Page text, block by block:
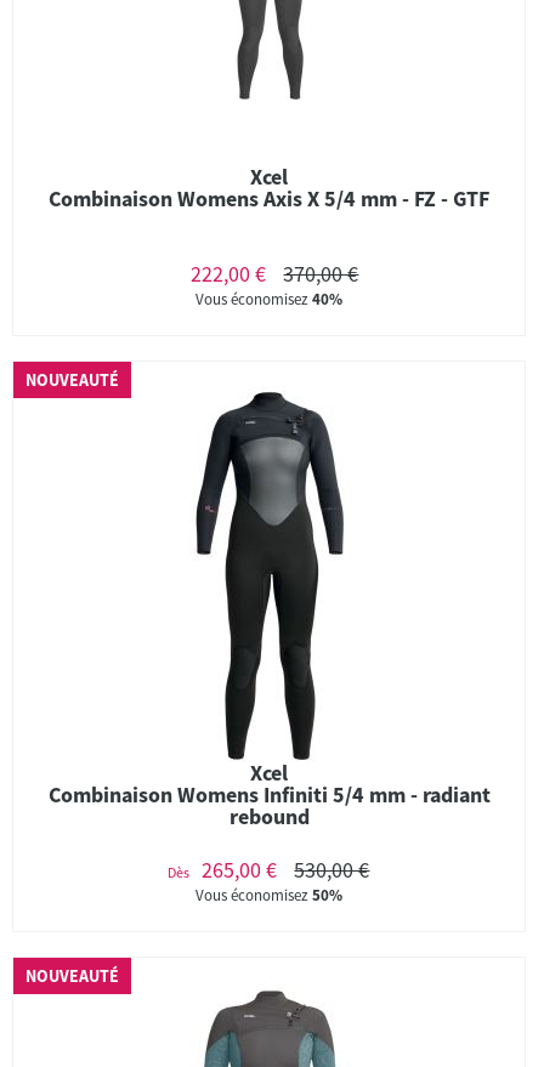
Xcel
Combinaison Womens Axis X 5/4 mm - FZ - GTF
222,00 € 370,00 €
Vous économisez40%
NOUVEAUTÉ
Xcel
Combinaison Womens Infiniti 5/4 mm - radiant
rebound
Dès 265,00 € 530,00 €
Vous économisez50%
NOUVEAUTÉ